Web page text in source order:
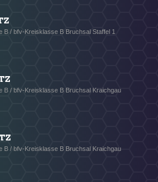
B / bfv-Kreisklasse B Bruchsal Staffel 1
B / bfv-Kreisklasse B Bruchsal Kraichgau
B / bfv-Kreisklasse B Bruchsal Kraichgau